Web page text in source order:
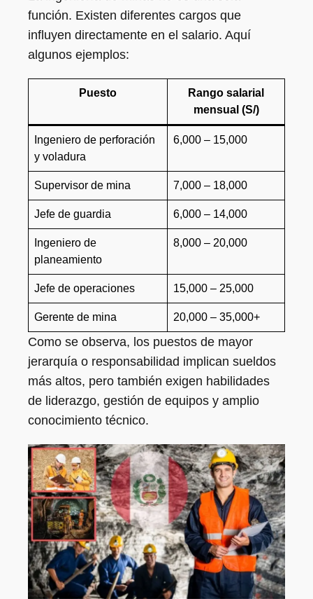
función. Existen diferentes cargos que
influyen directamente en el salario. Aquí
algunos ejemplos:
Puesto
Rango salarial
mensual (S/)
Ingeniero de perforación
y voladura
6,000 – 15,000
Supervisor de mina 7,000 – 18,000
Jefe de guardia 6,000 – 14,000
Ingeniero de
planeamiento
8,000 – 20,000
Jefe de operaciones 15,000 – 25,000
Gerente de mina 20,000 – 35,000+
Como se observa, los puestos de mayor
jerarquía o responsabilidad implican sueldos
más altos, pero también exigen habilidades
de liderazgo, gestión de equipos y amplio
conocimiento técnico.